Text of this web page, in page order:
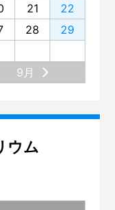
21
22
28
29
9月
ウム